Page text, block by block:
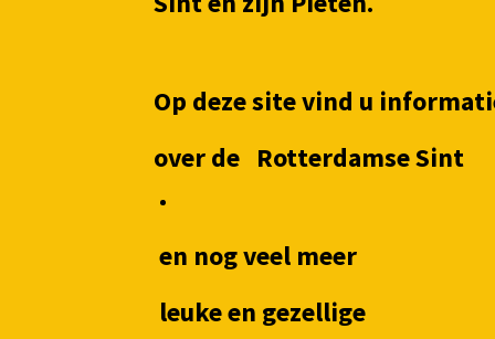
Op deze site vind u
over de Rotterdamse Sint
en nog veel meer
leuke en gezellige